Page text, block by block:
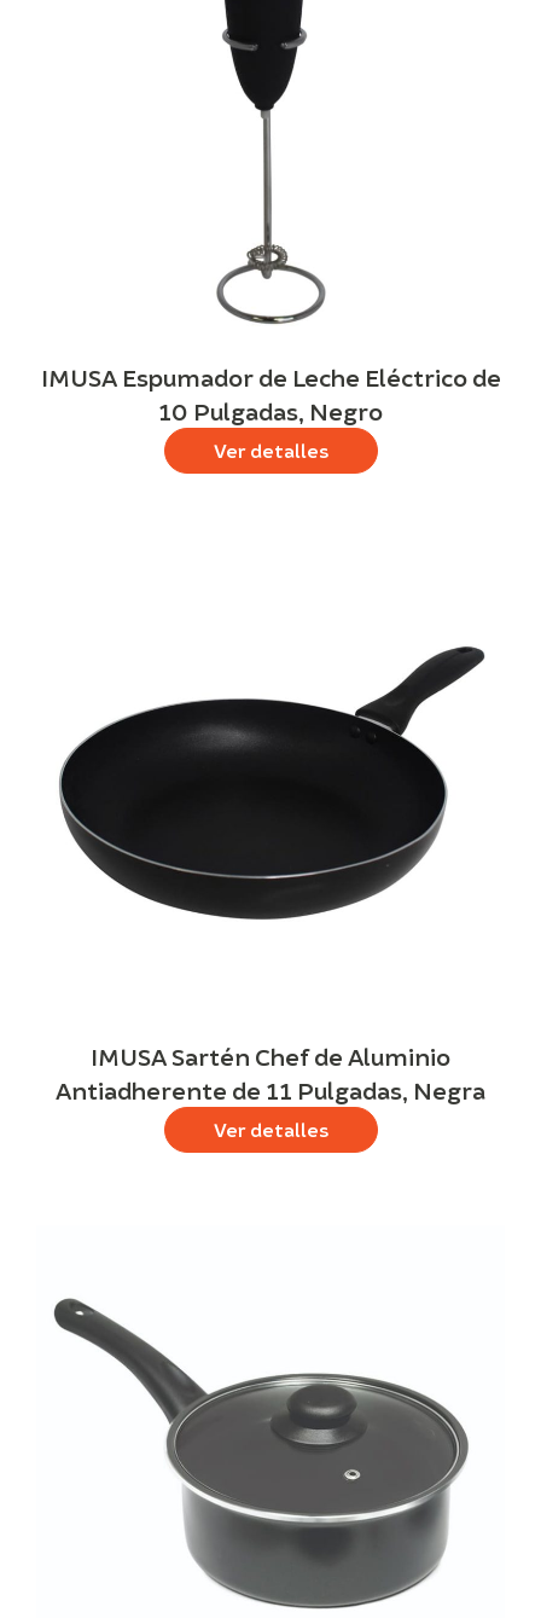
IMUSA Espumador de Leche Eléctrico de
10 Pulgadas, Negro
Ver detalles
IMUSA Sartén Chef de Aluminio
Antiadherente de 11 Pulgadas, Negra
Ver detalles